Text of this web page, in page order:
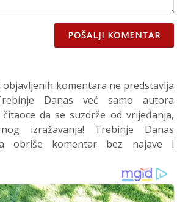
POŠALJI KOMENTAR
objavljenih komentara ne predstavlja
Danas već samo autora
da se suzdrže od vrijeđanja,
izražavanja! Trebinje Danas
obriše komentar bez najave i